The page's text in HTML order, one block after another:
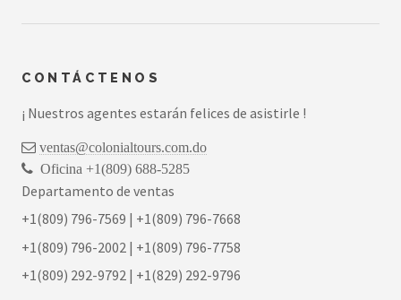
CONTÁCTENOS
¡ Nuestros agentes estarán felices de asistirle !
ventas@colonialtours.com.do
Oficina +1(809) 688-5285
Departamento de ventas
+1(809) 796-7569 | +1(809) 796-7668
+1(809) 796-2002 | +1(809) 796-7758
+1(809) 292-9792 | +1(829) 292-9796